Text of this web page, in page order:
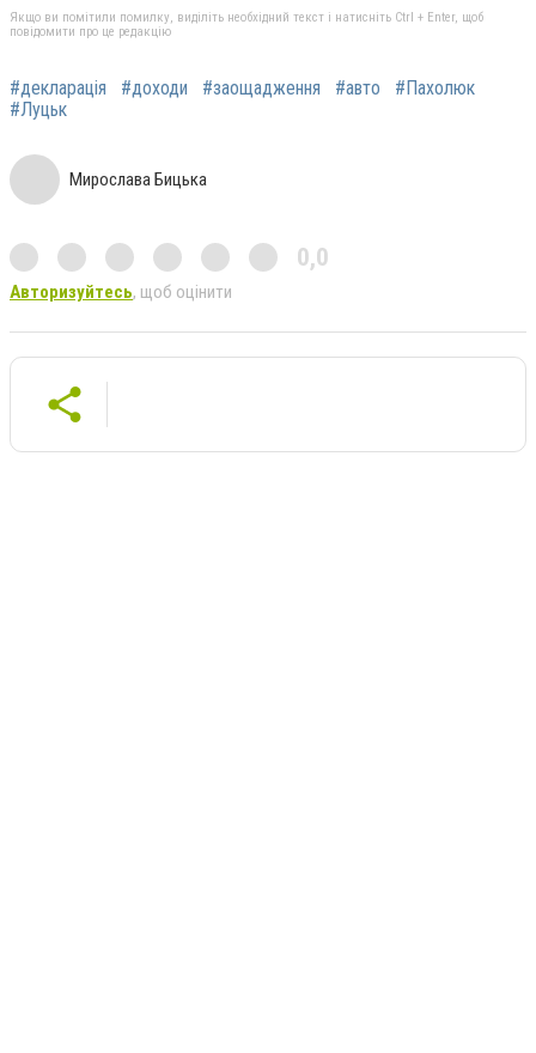
Якщо ви помітили помилку, виділіть необхідний текст і натисніть Ctrl + Enter, щоб
повідомити про це редакцію
#декларація #доходи #заощадження #авто
#Пахолюк
#Луцьк
Мирослава Бицька
0,0
Авторизуйтесь, щоб оцінити